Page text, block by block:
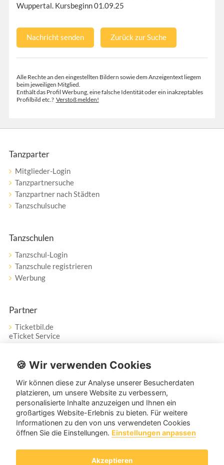
Wuppertal. Kursbeginn 01.09.25
Nachricht senden Zurück zur Suche
Alle Rechte an den eingestellten Bildern sowie dem Anzeigentext liegem
beim jeweiligen Mitglied.
Enthält das Profil Werbung, eine falsche Identität oder ein inakzeptables
Profilbild etc.? Verstoß melden!
Tanzparter
Mitglieder-Login
Tanzpartnersuche
Tanzpartner nach Städten
Tanzschulsuche
Tanzschulen
Tanzschul-Login
Tanzschule registrieren
Werbung
Partner
Ticketbil.de
eTicket Service
Vertrag widerrufen
Service
Unser Tanzpartner-Service hilft Ihnen bei Fragen und
Anregungen gerne weiter!
🍪 Wir verwenden Cookies
Wir können diese zur Analyse unserer Besucherdaten
platzieren, um unsere Website zu verbessern,
personalisierte Inhalte anzuzeigen und Ihnen ein
großartiges Website-Erlebnis zu bieten. Für weitere
Informationen zu den von uns verwendeten Cookies
öffnen Sie die Einstellungen. Einstellungen anpassen
Akzeptieren